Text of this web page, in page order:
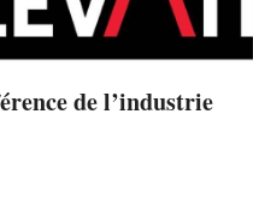
de l’industrie